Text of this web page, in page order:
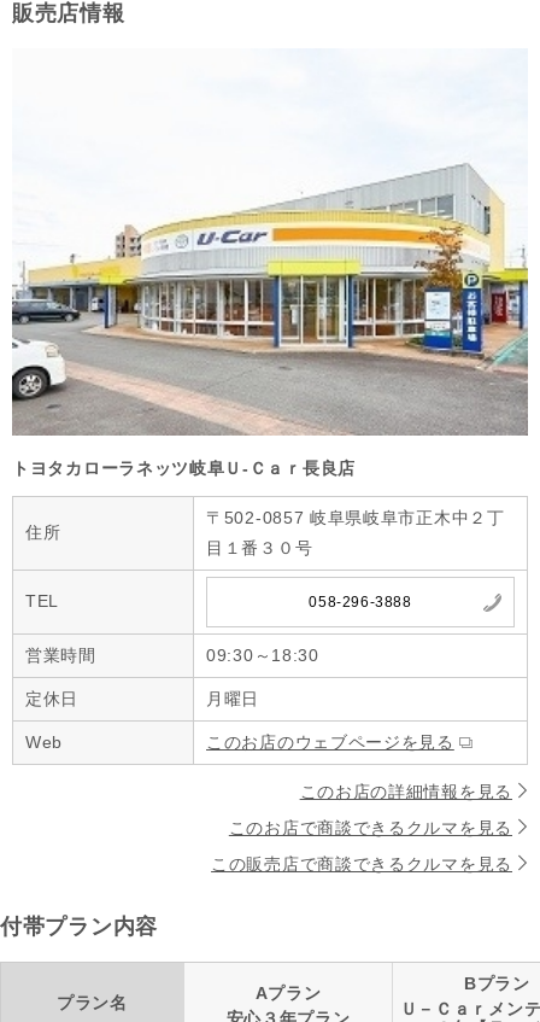
販売店情報
トヨタカローラネッツ岐阜Ｕ‐Ｃａｒ長良店
住所
〒502-0857 岐阜県岐阜市正木中２丁
目１番３０号
TEL 058-296-3888
営業時間 09:30～18:30
定休日 月曜日
Web このお店のウェブページを見る
このお店の詳細情報を見る
このお店で商談できるクルマを見る
この販売店で商談できるクルマを見る
付帯プラン内容
プラン名
Aプラン
Bプラン
Ｕ－Ｃａｒメン